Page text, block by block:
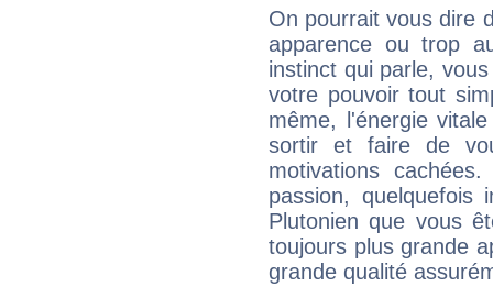
On pourrait vous dire
apparence ou trop
instinct qui parle,
votre pouvoir tout
même, l'énergie
sortir et faire de
motivations
passion, quelquefois
Plutonien que vous
toujours plus grande
grande qualité